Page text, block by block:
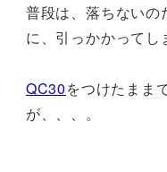
普段は、落ちないの
に、引っかかってし
QC30をつけたまま
が、、、。